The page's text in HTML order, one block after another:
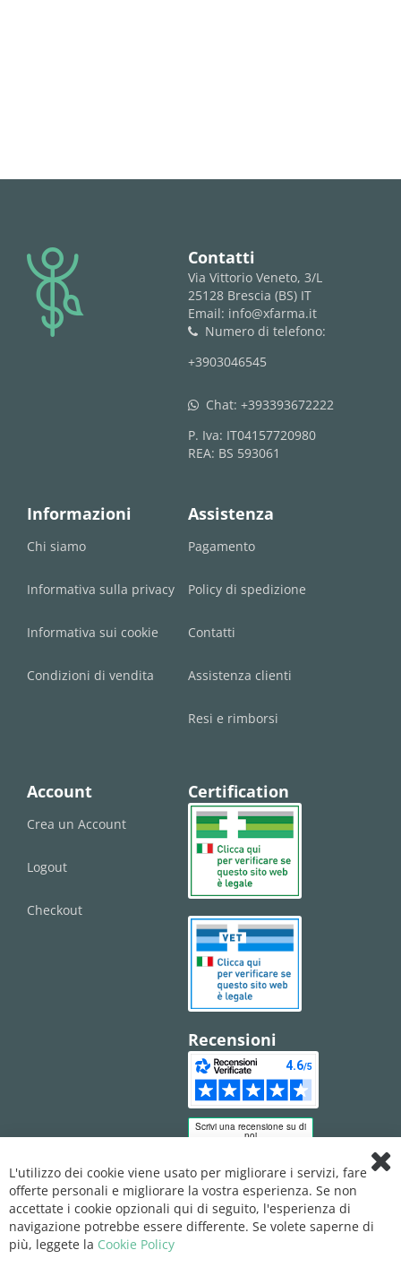
logo Contatti
Via Vittorio Veneto, 3/L
25128 Brescia (BS) IT
Email: info@xfarma.it
phone
Numero di telefono:
+3903046545
whatsapp Chat: +393393672222
P. Iva: IT04157720980
REA: BS 593061
Informazioni
Chi siamo
Informativa sulla privacy
Informativa sui cookie
Condizioni di vendita
Assistenza
Pagamento
Policy di spedizione
Contatti
Assistenza clienti
Resi e rimborsi
Account
Crea un Account
Logout
Checkout
Certification
Recensioni
L'utilizzo dei cookie viene usato per migliorare i servizi, fare
offerte personali e migliorare la vostra esperienza. Se non
accettate i cookie opzionali qui di seguito, l'esperienza di
navigazione potrebbe essere differente. Se volete saperne di
più, leggete la Cookie Policy